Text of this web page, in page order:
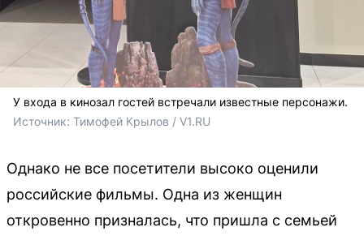
У входа в кинозал гостей встречали известные персонажи.
Источник: Тимофей Крылов / V1.RU
Однако не все посетители высоко оценили
российские фильмы. Одна из женщин
откровенно призналась, что пришла с семьей